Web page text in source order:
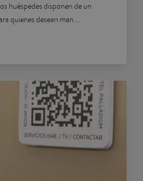
huéspedes disponen de un
quienes desean man...